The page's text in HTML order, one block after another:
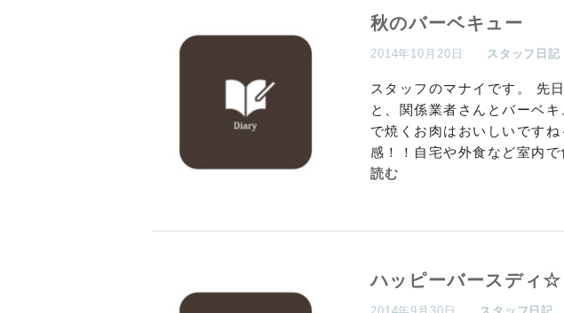
秋のバーベキュー
2014年10月20日 スタッフ日記
スタッフのマナイです。 先
と、関係業者さんとバーベ
で焼くお肉はおいしいです
感！！自宅や外食など室内
読む
ハッピーバースディ☆